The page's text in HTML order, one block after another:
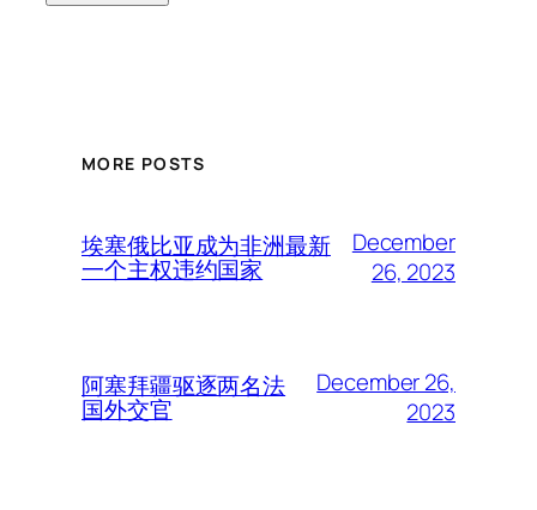
MORE POSTS
埃塞俄比亚成为非洲最新
一个主权违约国家
December
26, 2023
阿塞拜疆驱逐两名法
国外交官
December 26,
2023